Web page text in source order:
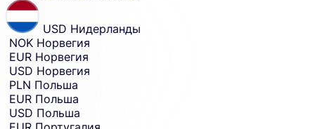
USD Нидерланды
NOK Норвегия
EUR Норвегия
USD Норвегия
PLN Польша
EUR Польша
USD Польша